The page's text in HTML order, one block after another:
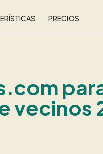
PRECIOS
vecinos